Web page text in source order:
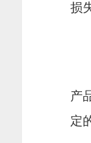
损
产
定